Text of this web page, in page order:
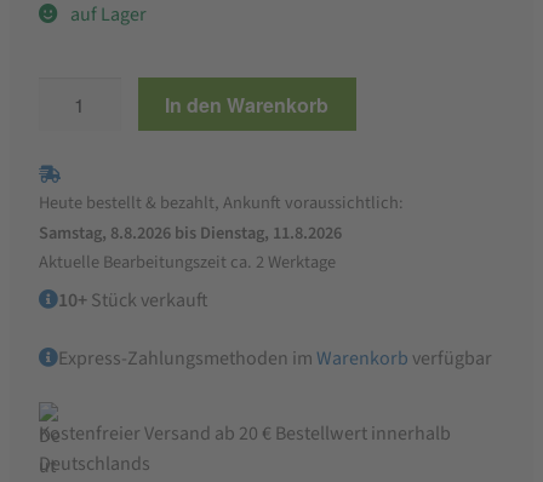
auf Lager
Mix
Kuchen,
glutenfrei
800g
Menge
In den Warenkorb
Heute bestellt & bezahlt, Ankunft voraussichtlich:
Samstag, 8.8.2026 bis Dienstag, 11.8.2026
Aktuelle Bearbeitungszeit ca. 2 Werktage
10+Stück verkauft
Express-Zahlungsmethoden imWarenkorb verfügbar
Kostenfreier Versand ab 20 € Bestellwert innerhalb
Deutschlands